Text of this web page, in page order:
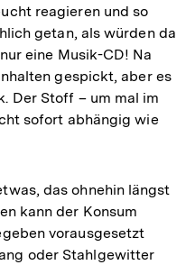
reagieren und so
getan, als würden da
eine Musik-CD! Na
gespickt, aber es
Der Stoff – um mal im
sofort abhängig wie
das ohnehin längst
kann der Konsum
vorausgesetzt
oder Stahlgewitter